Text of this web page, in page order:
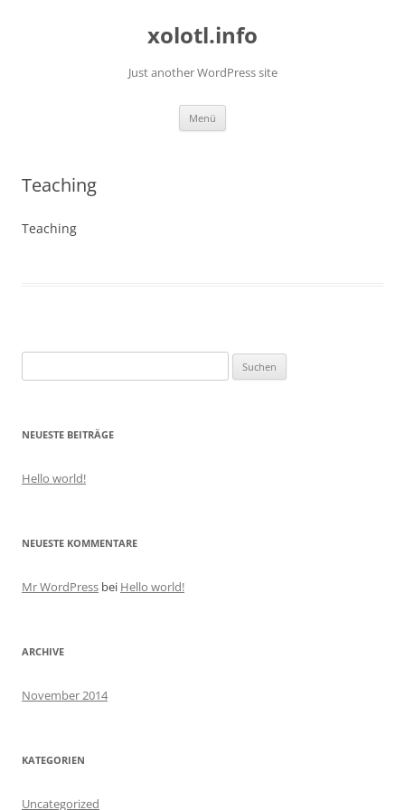
xolotl.info
Just another WordPress site
Menü
Teaching
Teaching
nach:
NEUESTE BEITRÄGE
Hello world!
NEUESTE KOMMENTARE
Mr WordPress bei Hello world!
ARCHIVE
November 2014
KATEGORIEN
Uncategorized